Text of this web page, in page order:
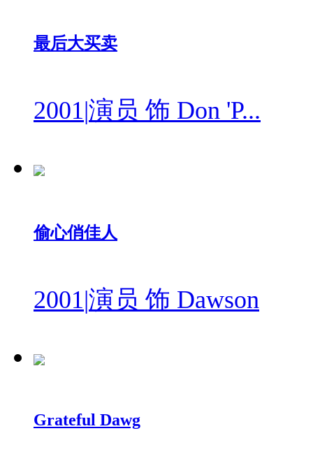
最后大买卖
2001|演员 饰 Don 'P...
偷心俏佳人
2001|演员 饰 Dawson
Grateful Dawg